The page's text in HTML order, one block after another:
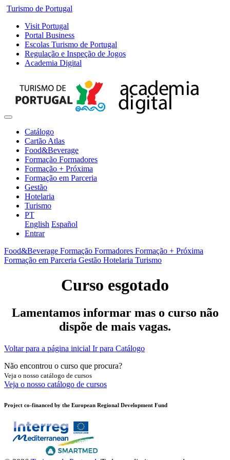
Turismo de Portugal
Visit Portugal
Portal Business
Escolas Turismo de Portugal
Regulação e Inspeção de Jogos
Academia Digital
Catálogo
Cartão Atlas
Food&Beverage
Formação Formadores
Formação + Próxima
Formação em Parceria
Gestão
Hotelaria
Turismo
PT
English Español
Entrar
Food&Beverage Formação Formadores Formação + Próxima
Formação em Parceria Gestão Hotelaria Turismo
Curso esgotado
Lamentamos informar mas o curso não
dispõe de mais vagas.
Voltar para a página inicial Ir para Catálogo
Não encontrou o curso que procura?
Veja o nosso catálogo de cursos
Veja o nosso catálogo de cursos
Project co-financed by the European Regional Development Fund